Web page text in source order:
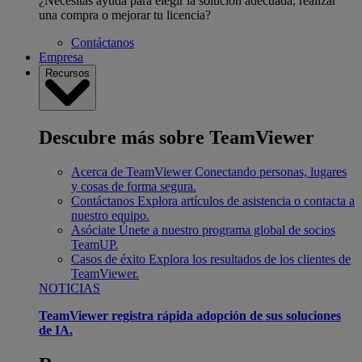
una compra o mejorar tu licencia?
Contáctanos
Empresa
Recursos
Descubre más sobre TeamViewer
Acerca de TeamViewer Conectando personas, lugares
y cosas de forma segura.
Contáctanos Explora artículos de asistencia o contacta a
nuestro equipo.
Asóciate Únete a nuestro programa global de socios
TeamUP.
Casos de éxito Explora los resultados de los clientes de
TeamViewer.
NOTICIAS
TeamViewer registra rápida adopción de sus soluciones
de IA.